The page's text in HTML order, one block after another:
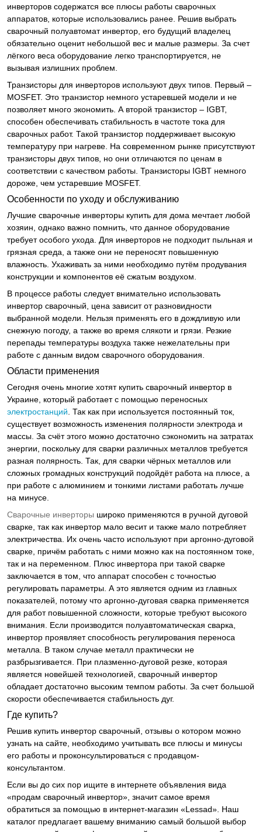
инверторов содержатся все плюсы работы сварочных
аппаратов, которые использовались ранее. Решив выбрать
сварочный полуавтомат инвертор, его будущий владелец
обязательно оценит небольшой вес и малые размеры. За счет
лёгкого веса оборудование легко транспортируется, не
вызывая излишних проблем.
Транзисторы для инверторов используют двух типов. Первый –
MOSFET. Это транзистор немного устаревшей модели и не
позволяет много экономить. А второй транзистор – IGBT,
способен обеспечивать стабильность в частоте тока для
сварочных работ. Такой транзистор поддерживает высокую
температуру при нагреве. На современном рынке присутствуют
транзисторы двух типов, но они отличаются по ценам в
соответствии с качеством работы. Транзисторы IGBT немного
дороже, чем устаревшие MOSFET.
Особенности по уходу и обслуживанию
Лучшие сварочные инверторы купить для дома мечтает любой
хозяин, однако важно помнить, что данное оборудование
требует особого ухода. Для инверторов не подходит пыльная и
грязная среда, а также они не переносят повышенную
влажность. Ухаживать за ними необходимо путём продувания
конструкции и компонентов её сжатым воздухом.
В процессе работы следует внимательно использовать
инвертор сварочный, цена зависит от разновидности
выбранной модели. Нельзя применять его в дождливую или
снежную погоду, а также во время слякоти и грязи. Резкие
перепады температуры воздуха также нежелательны при
работе с данным видом сварочного оборудования.
Области применения
Сегодня очень многие хотят купить сварочный инвертор в
Украине, который работает с помощью переносных
электростанций . Так как при используется постоянный ток,
существует возможность изменения полярности электрода и
массы. За счёт этого можно достаточно сэкономить на затратах
энергии, поскольку для сварки различных металлов требуется
разная полярность. Так, для сварки чёрных металлов или
сложных громадных конструкций подойдёт работа на плюсе, а
при работе с алюминием и тонкими листами работать лучше
на минусе.
Сварочные инверторы широко применяются в ручной дуговой
сварке, так как инвертор мало весит и также мало потребляет
электричества. Их очень часто используют при аргонно-дуговой
сварке, причём работать с ними можно как на постоянном токе,
так и на переменном. Плюс инвертора при такой сварке
заключается в том, что аппарат способен с точностью
регулировать параметры. А это является одним из главных
показателей, потому что аргонно-дуговая сварка применяется
для работ повышенной сложности, которые требуют высокого
внимания. Если производится полуавтоматическая сварка,
инвертор проявляет способность регулирования переноса
металла. В таком случае металл практически не
разбрызгивается. При плазменно-дуговой резке, которая
является новейшей технологией, сварочный инвертор
обладает достаточно высоким темпом работы. За счет большой
скорости обеспечивается стабильность дуг.
Где купить?
Решив купить инвертор сварочный, отзывы о котором можно
узнать на сайте, необходимо учитывать все плюсы и минусы
его работы и проконсультироваться с продавцом-
консультантом.
Если вы до сих пор ищите в интернете объявления вида
«продам сварочный инвертор», значит самое время
обратиться за помощью в интернет-магазин «Lessad». Наш
каталог предлагает вашему вниманию самый большой выбор